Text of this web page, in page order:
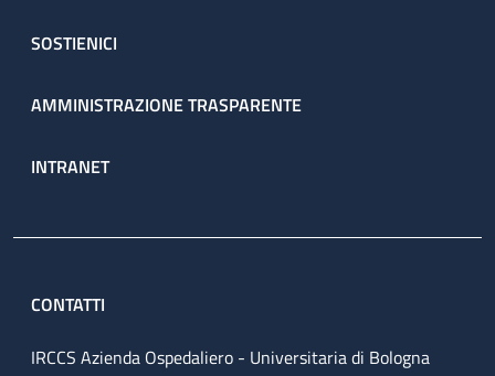
SOSTIENICI
AMMINISTRAZIONE TRASPARENTE
INTRANET
CONTATTI
IRCCS Azienda Ospedaliero - Universitaria di Bologna